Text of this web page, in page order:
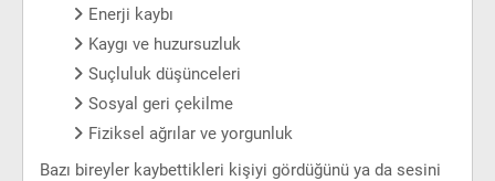
Enerji kaybı
Kaygı ve huzursuzluk
Suçluluk düşünceleri
Sosyal geri çekilme
Fiziksel ağrılar ve yorgunluk
Bazı bireyler kaybettikleri kişiyi gördüğünü ya da sesini